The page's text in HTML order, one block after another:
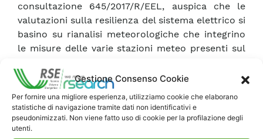
Gestione Consenso Cookie
Per fornire una migliore esperienza, utilizziamo cookie che elaborano
statistiche di navigazione tramite dati non identificativi e
pseudonimizzati. Non viene fatto uso di cookie per la profilazione degli
utenti.
consultazione 645/2017/R/EEL, auspica che le
valutazioni sulla resilienza del sistema elettrico si
basino su rianalisi meteorologiche che integrino
le misure delle varie stazioni meteo presenti sul
dataset consente infatti agli operatori di ricavare
tutte le informazioni necessarie per adottare le
opportune soluzioni volte sia all’irrobustimento
delle reti, sia alla predisposizione delle misure
necessarie al ripristino del servizio di fornitura